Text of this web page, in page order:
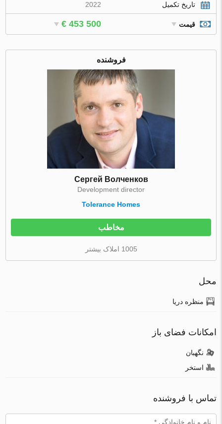
تاریخ تکمیل 2022
قیمت € 453 500
فروشنده
Сергей Волченков
Development director
Tolerance Homes
مخاطب
1005 املاک بیشتر
محل
منظره دریا
امکانات فضای باز
نگهبان
استخر
تماس با فروشنده